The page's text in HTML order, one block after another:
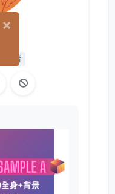
聲音
×